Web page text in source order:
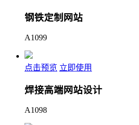
钢铁定制网站
A1099
点击预览 立即使用
焊接高端网站设计
A1098